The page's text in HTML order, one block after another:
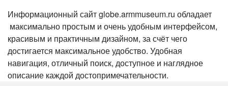
Информационный сайт globe.armmuseum.ru обладает
максимально простым и очень удобным интерфейсом,
красивым и практичным дизайном, за счёт чего
достигается максимальное удобство. Удобная
навигация, отличный поиск, доступное и наглядное
описание каждой достопримечательности.